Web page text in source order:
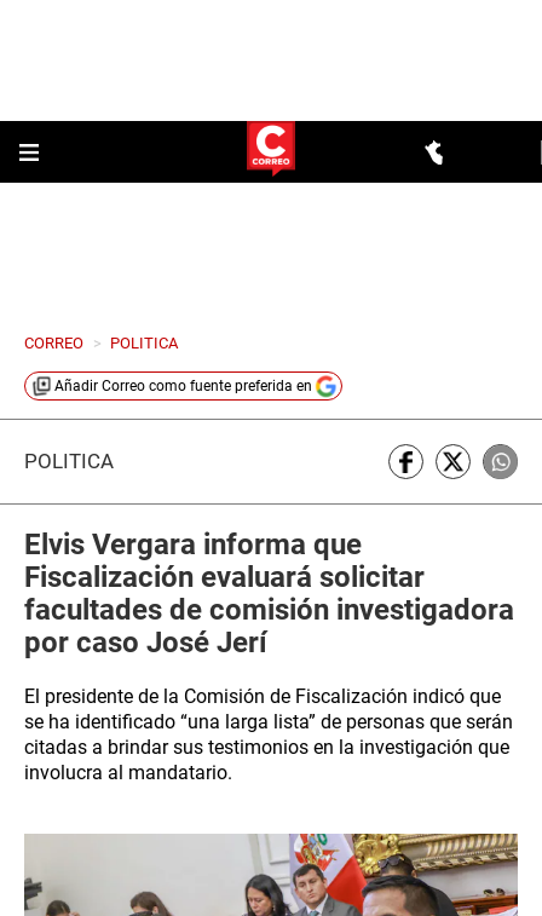
CORREO > POLITICA
Añadir Correo como fuente preferida en
POLÍTICA
Elvis Vergara informa que
Fiscalización evaluará solicitar
facultades de comisión investigadora
por caso José Jerí
El presidente de la Comisión de Fiscalización indicó que
se ha identificado “una larga lista” de personas que serán
citadas a brindar sus testimonios en la investigación que
involucra al mandatario.